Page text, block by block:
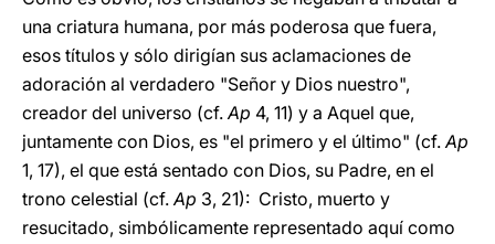
una criatura humana, por más poderosa que fuera,
esos títulos y sólo dirigían sus aclamaciones de
adoración al verdadero "Señor y Dios nuestro",
creador del universo (cf.Ap 4, 11) y a Aquel que,
juntamente con Dios, es "el primero y el último" (cf.Ap
1, 17), el que está sentado con Dios, su Padre, en el
trono celestial (cf.Ap 3, 21): Cristo, muerto y
resucitado, simbólicamente representado aquí como